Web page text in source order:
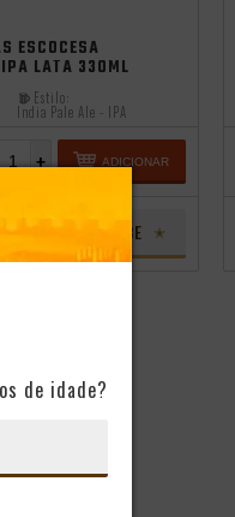
ESCOCESA
IPA LATA 330ML
Estilo:
India Pale Ale - IPA
+ ADICIONAR
CONHEÇA O CLUBE
de idade?